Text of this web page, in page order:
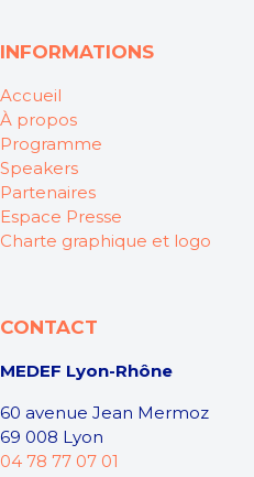
INFORMATIONS
Accueil
À propos
Programme
Speakers
Partenaires
Espace Presse
Charte graphique et logo
CONTACT
MEDEF Lyon-Rhône
60 avenue Jean Mermoz
69 008 Lyon
04 78 77 07 01